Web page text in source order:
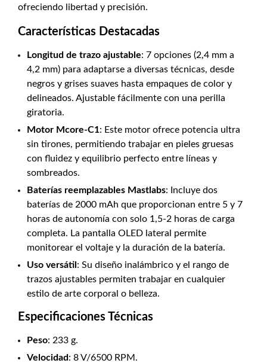
ofreciendo libertad y precisión.
Características Destacadas
Longitud de trazo ajustable: 7 opciones (2,4 mm a
4,2 mm) para adaptarse a diversas técnicas, desde
negros y grises suaves hasta empaques de color y
delineados. Ajustable fácilmente con una perilla
giratoria.
Motor Mcore-C1: Este motor ofrece potencia ultra
sin tirones, permitiendo trabajar en pieles gruesas
con fluidez y equilibrio perfecto entre líneas y
sombreados.
Baterías reemplazables Mastlabs: Incluye dos
baterías de 2000 mAh que proporcionan entre 5 y 7
horas de autonomía con solo 1,5-2 horas de carga
completa. La pantalla OLED lateral permite
monitorear el voltaje y la duración de la batería.
Uso versátil : Su diseño inalámbrico y el rango de
trazos ajustables permiten trabajar en cualquier
estilo de arte corporal o belleza.
Especificaciones Técnicas
Peso: 233 g.
Velocidad: 8 V/6500 RPM.